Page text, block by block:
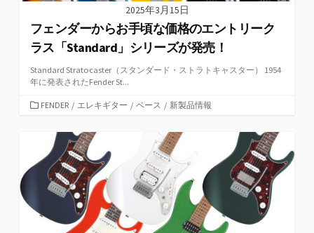
2025年3月15日
フェンダーからお手頃な価格のエントリーク
ラス「Standard」シリーズが発売！
Standard Stratocaster（スタンダード・ストラトキャスター） 1954
年に発表されたFender St...
カ
ー
FENDER / エレキギター / ベース / 新製品情報